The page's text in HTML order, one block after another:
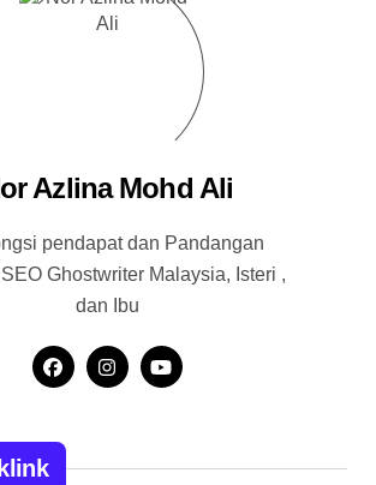
Azlina Mohd Ali
pendapat dan Pandangan
Ghostwriter Malaysia, Isteri ,
dan Ibu